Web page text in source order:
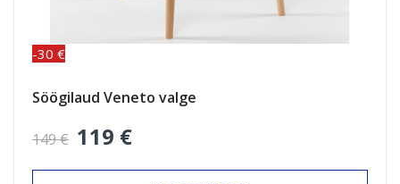
-30 €
Söögilaud Veneto valge
149 € 119 €